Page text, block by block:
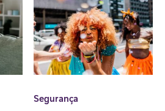
Segurança